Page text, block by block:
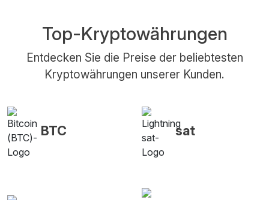
Top-Kryptowährungen
Entdecken Sie die Preise der beliebtesten
Kryptowährungen unserer Kunden.
BTC sat